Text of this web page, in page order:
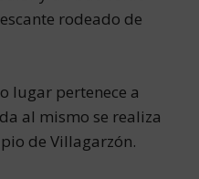
rodeado de
lugar pertenece a
al mismo se realiza
de Villagarzón.